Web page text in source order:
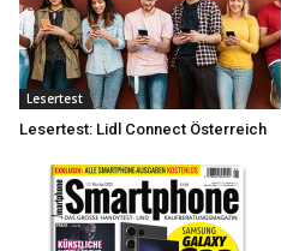
Lesertest
Lesertest: Lidl Connect Österreich